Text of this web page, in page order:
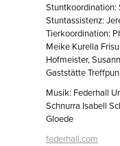
Stuntkoordination:
Stuntassistenz:
Tierkoordination:
Meike Kurella
Hofmeister,
Gaststätte
Musik: Federhall
Schnurra Isabell
Gloede
federhall.com